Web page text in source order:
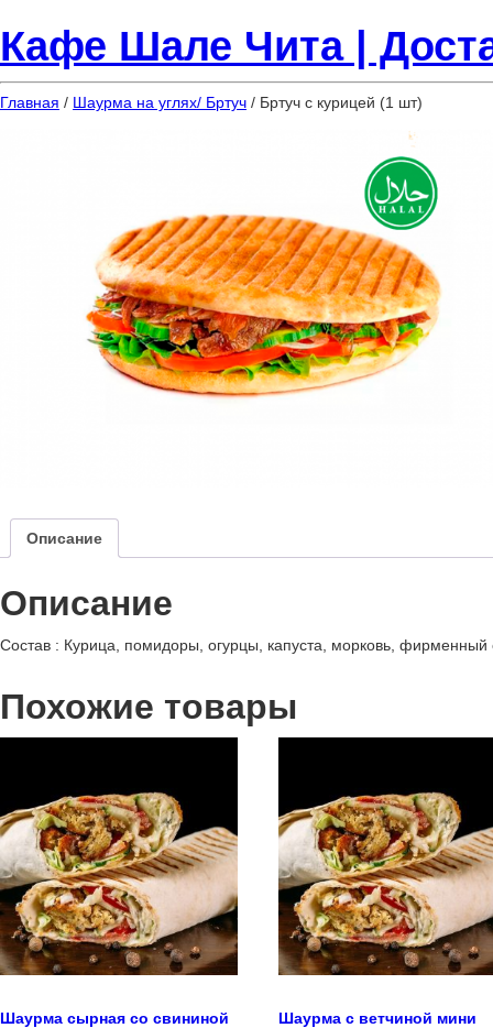
Кафе Шале Чита |
Главная / Шаурма на углях/ Бртуч / Бртуч с курицей (1 шт)
Описание
Описание
Состав : Курица, помидоры, огурцы, капуста, морковь, фирменный
Похожие товары
Шаурма сырная со свининой Шаурма с ветчиной мини